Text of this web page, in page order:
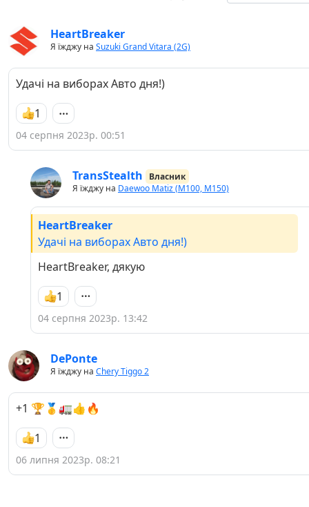
HeartBreaker
Я їжджу на Suzuki Grand Vitara (2G)
Удачi на виборах Авто дня!)
1
04 серпня 2023р. 00:51
TransStealth
Власник
Я їжджу на Daewoo Matiz (M100, M150)
HeartBreaker
Удачi на виборах Авто дня!)
HeartBreaker, дякую
1
04 серпня 2023р. 13:42
DePonte
Я їжджу на Chery Tiggo 2
+1 🏆🥇🚛👍🔥
1
06 липня 2023р. 08:21